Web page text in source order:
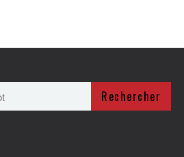
Rechercher